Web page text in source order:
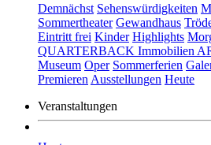
Demnächst Sehenswürdigkeiten
Sommertheater Gewandhaus
Eintritt frei Kinder Highlights
QUARTERBACK Immobilien
Museum Oper Sommerferien
Premieren Ausstellungen Heute
Veranstaltungen